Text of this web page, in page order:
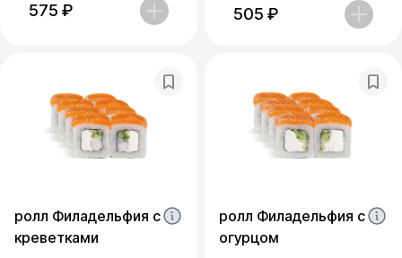
575 ₽ 505 ₽
ролл Филадельфия с
креветками
ролл Филадельфия с
огурцом